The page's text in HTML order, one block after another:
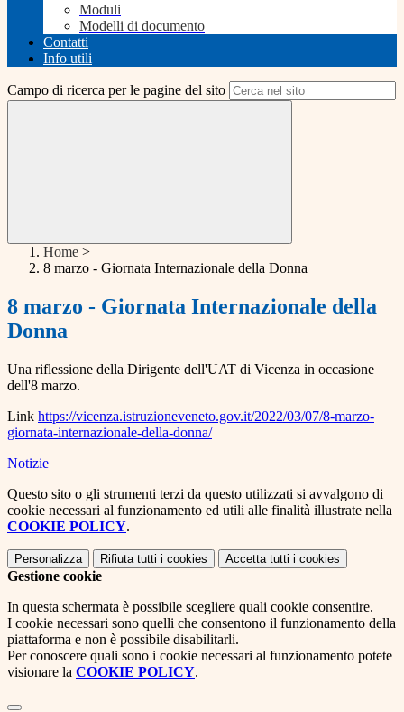
Moduli
Modelli di documento
Contatti
Info utili
Campo di ricerca per le pagine del sito
Home >
8 marzo - Giornata Internazionale della Donna
8 marzo - Giornata Internazionale della
Donna
Una riflessione della Dirigente dell'UAT di Vicenza in occasione
dell'8 marzo.
Link https://vicenza.istruzioneveneto.gov.it/2022/03/07/8-marzo-
giornata-internazionale-della-donna/
Notizie
Questo sito o gli strumenti terzi da questo utilizzati si avvalgono di
cookie necessari al funzionamento ed utili alle finalità illustrate nella
COOKIE POLICY.
Personalizza Rifiuta tutti i cookies Accetta tutti i cookies
Gestione cookie
In questa schermata è possibile scegliere quali cookie consentire.
I cookie necessari sono quelli che consentono il funzionamento della
piattaforma e non è possibile disabilitarli.
Per conoscere quali sono i cookie necessari al funzionamento potete
visionare la COOKIE POLICY.